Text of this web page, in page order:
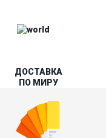
ДОСТАВКА
ПО МИРУ